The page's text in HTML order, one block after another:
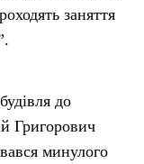
заняття
до
Григорович
минулого